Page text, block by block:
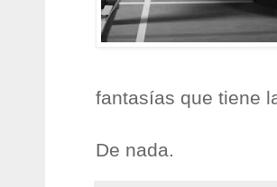
fantasías que tiene
De nada.